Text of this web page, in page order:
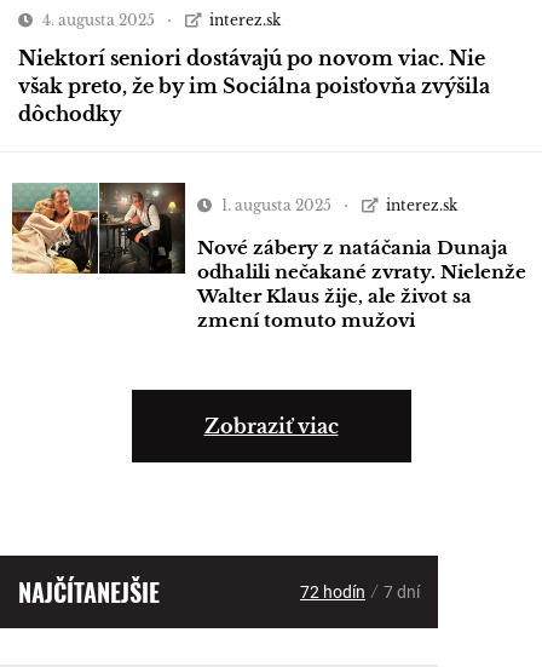
4. augusta 2025 interez.sk
Niektorí seniori dostávajú po novom viac. Nie
však preto, že by im Sociálna poisťovňa zvýšila
dôchodky
1. augusta 2025 interez.sk
Nové zábery z natáčania Dunaja
odhalili nečakané zvraty. Nielenže
Walter Klaus žije, ale život sa
zmení tomuto mužovi
Zobraziť viac
NAJČÍTANEJŠIE 72 hodín / 7 dní